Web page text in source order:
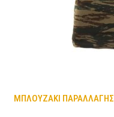
ΜΠΛΟΥΖΑΚΙ ΠΑΡΑΛΛΑΓΗΣ